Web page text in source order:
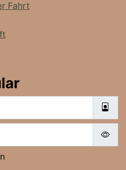
Fahrt